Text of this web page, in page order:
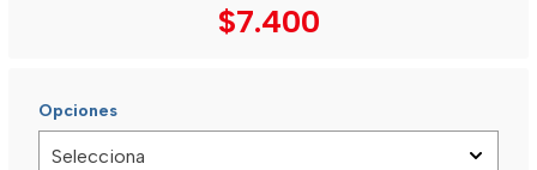
$7.400
Opciones